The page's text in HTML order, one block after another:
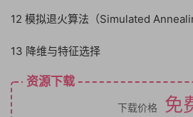
12 模拟退火算法（Simulated
13 降维与特征选择
资源下载
下载价格 免